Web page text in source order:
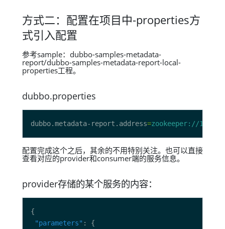
方式二：配置在项目中-properties方
式引入配置
参考sample：dubbo-samples-metadata-
report/dubbo-samples-metadata-report-local-
properties工程。
dubbo.properties
dubbo.metadata-report.address=zookeeper://
配置完成这个之后，其余的不用特别关注。也可以直接
查看对应的provider和consumer端的服务信息。
provider存储的某个服务的内容：
"parameters"